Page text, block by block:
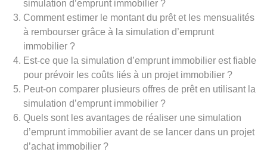
simulation d’emprunt immobilier ?
Comment estimer le montant du prêt et les mensualités
à rembourser grâce à la simulation d’emprunt
immobilier ?
Est-ce que la simulation d’emprunt immobilier est fiable
pour prévoir les coûts liés à un projet immobilier ?
Peut-on comparer plusieurs offres de prêt en utilisant la
simulation d’emprunt immobilier ?
Quels sont les avantages de réaliser une simulation
d’emprunt immobilier avant de se lancer dans un projet
d’achat immobilier ?